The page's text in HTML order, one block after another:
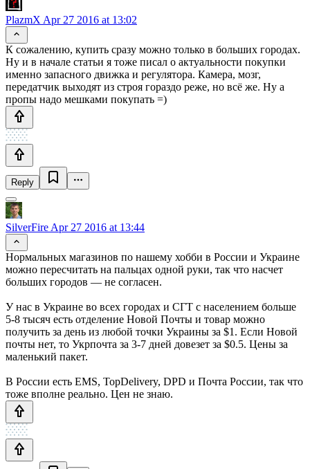
PlazmX Apr 27 2016 at 13:02
К сожалению, купить сразу можно только в больших городах.
Ну и в начале статьи я тоже писал о актуальности покупки
именно запасного движка и регулятора. Камера, мозг,
передатчик выходят из строя гораздо реже, но всё же. Ну а
пропы надо мешками покупать =)
Reply
SilverFire Apr 27 2016 at 13:44
Нормальных магазинов по нашему хобби в России и Украине
можно пересчитать на пальцах одной руки, так что насчет
больших городов — не согласен.
У нас в Украине во всех городах и СГТ с населением больше
5-8 тысяч есть отделение Новой Почты и товар можно
получить за день из любой точки Украины за $1. Если Новой
почты нет, то Укрпочта за 3-7 дней довезет за $0.5. Цены за
маленький пакет.
В России есть EMS, TopDelivery, DPD и Почта России, так что
тоже вполне реально. Цен не знаю.